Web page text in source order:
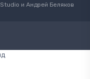
и Андрей Беляков